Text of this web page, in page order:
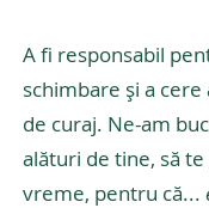
A fi responsabil
schimbare și a
de curaj. Ne-am
alături de tine, să
vreme, pentru că...